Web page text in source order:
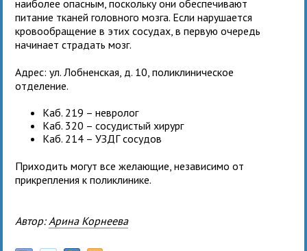
наиболее опасным, поскольку они обеспечивают
питание тканей головного мозга. Если нарушается
кровообращение в этих сосудах, в первую очередь
начинает страдать мозг.
Адрес: ул. Лобненская, д. 10, поликлиническое
отделение.
Каб. 219 – невролог
Каб. 320 – сосудистый хирург
Каб. 214 – УЗДГ сосудов
Приходить могут все желающие, независимо от
прикрепления к поликлинике.
Автор: Арина Корнеева